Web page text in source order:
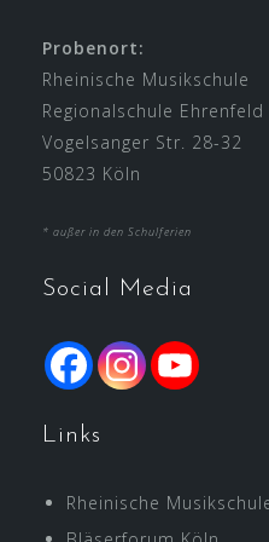
Probenort:
Rheinische Musikschule
Regionalschule
Vogelsanger Str. 28-32
50823 Köln
* außer in den Schulferien
Social Media
Links
Rheinische